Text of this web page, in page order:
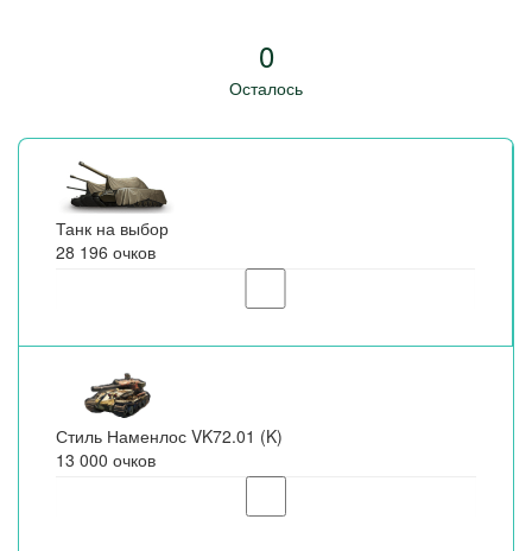
0
Осталось
Танк на выбор
28 196 очков
Стиль Наменлос VK72.01 (K)
13 000 очков